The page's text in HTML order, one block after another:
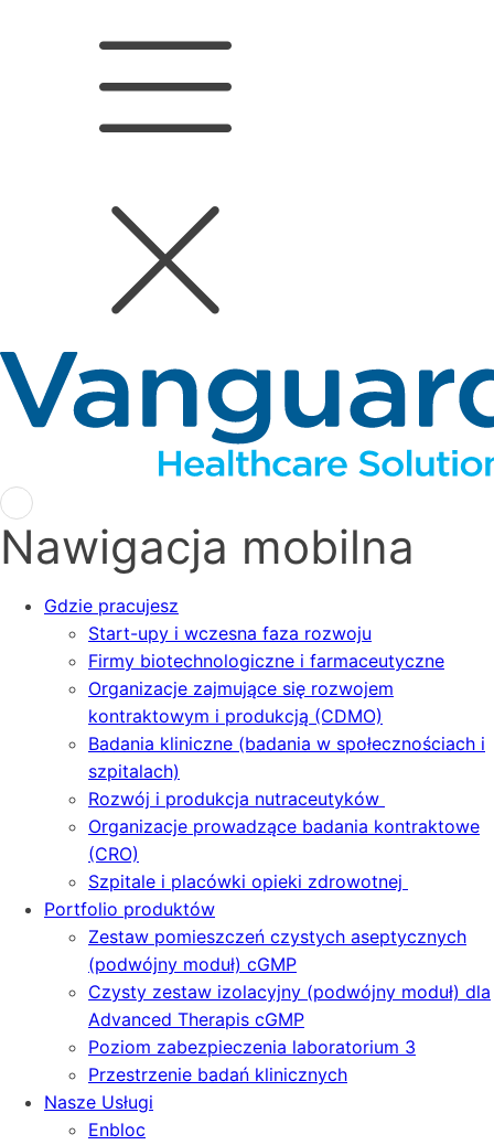
Nawigacja mobilna
Gdzie pracujesz
Start-upy i wczesna faza rozwoju
Firmy biotechnologiczne i farmaceutyczne
Organizacje zajmujące się rozwojem
kontraktowym i produkcją (CDMO)
Badania kliniczne (badania w społecznościach i
szpitalach)
Rozwój i produkcja nutraceutyków
Organizacje prowadzące badania kontraktowe
(CRO)
Szpitale i placówki opieki zdrowotnej
Portfolio produktów
Zestaw pomieszczeń czystych aseptycznych
(podwójny moduł) cGMP
Czysty zestaw izolacyjny (podwójny moduł) dla
Advanced Therapis cGMP
Poziom zabezpieczenia laboratorium 3
Przestrzenie badań klinicznych
Nasze Usługi
Enbloc